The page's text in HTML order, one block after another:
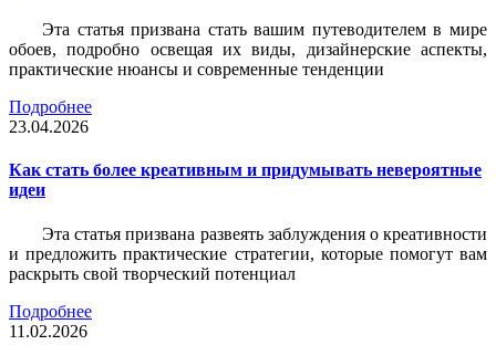
Эта статья призвана стать вашим путеводителем в мире
обоев, подробно освещая их виды, дизайнерские аспекты,
практические нюансы и современные тенденции
Подробнее
23.04.2026
Как стать более креативным и придумывать невероятные
идеи
Эта статья призвана развеять заблуждения о креативности
и предложить практические стратегии, которые помогут вам
раскрыть свой творческий потенциал
Подробнее
11.02.2026